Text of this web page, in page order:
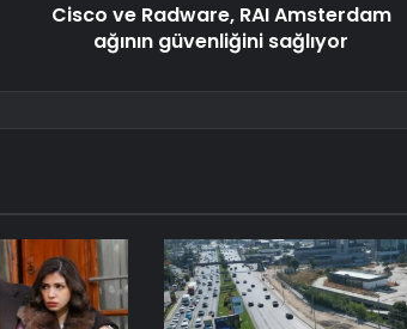
Cisco ve Radware, RAI Amsterdam
ağının güvenliğini sağlıyor